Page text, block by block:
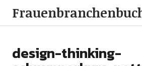
design-thinking-